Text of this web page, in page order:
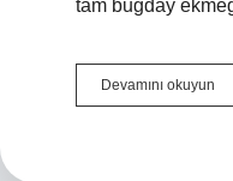
tam buğday
Devamını okuyun